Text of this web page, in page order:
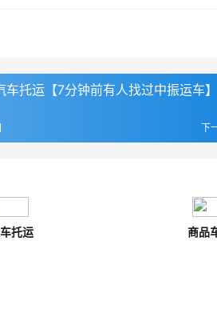
车托运【7分钟前有人找过中振运车】
下
托运 商品